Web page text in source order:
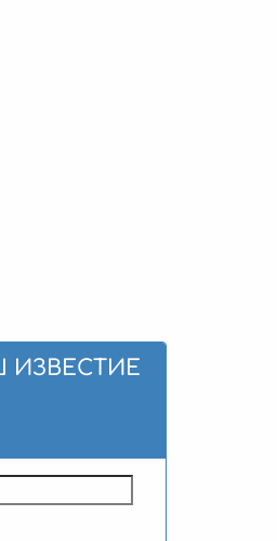
ИЗВЕСТИЕ